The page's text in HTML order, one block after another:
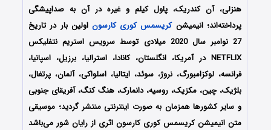
هنزلی، آن کندریک، پاول کیلم و غیره در آن به صداپیشگی
پرداخته‌اند؛ انیمیشنکریسمس کوری کارسون اولین بار در تاریخ
27 نوامبر سال 2020 میلادی توسط سرویس استریم نتفلیکس
NETFLIX در آمریکا، انگلستان، کانادا، استرالیا، برزیل، اسپانیا،
فرانسه، لوکزامبورگ، نروژ، سوئد، ایتالیا، اسلواکی، آلمان، پرتغال،
بلژیک، چین، مکزیک، روسیه، دانمارک، هنگ کنگ، آفریقای جنوبی
و سایر کشورها همزمان به صورت اینترنتی منتشر گردید؛ موسیقی
متن انیمیشن کریسمس کوری کارسون اثری از رایان شور می‌باشد